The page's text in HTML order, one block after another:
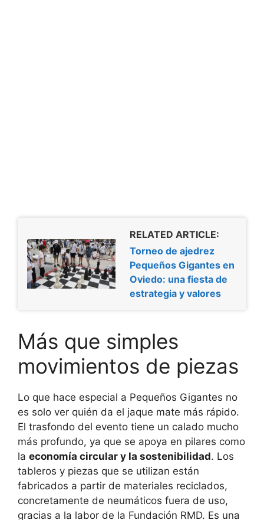
RELATED ARTICLE:
Torneo de ajedrez
Pequeños Gigantes en
Oviedo: una fiesta de
estrategia y valores
Más que simples
movimientos de piezas
Lo que hace especial a Pequeños Gigantes no
es solo ver quién da el jaque mate más rápido.
El trasfondo del evento tiene un calado mucho
más profundo, ya que se apoya en pilares como
la economía circular y la sostenibilidad. Los
tableros y piezas que se utilizan están
fabricados a partir de materiales reciclados,
concretamente de neumáticos fuera de uso,
gracias a la labor de la Fundación RMD. Es una